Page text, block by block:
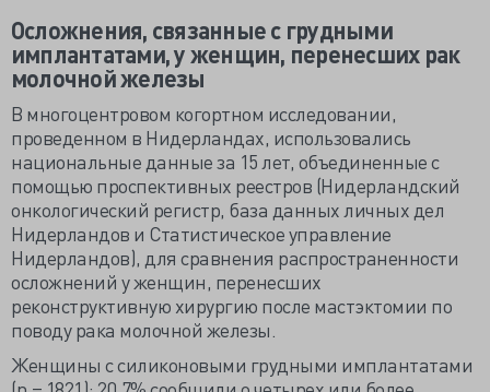
Осложнения, связанные с грудными
имплантатами, у женщин, перенесших рак
молочной железы
В многоцентровом когортном исследовании,
проведенном в Нидерландах, использовались
национальные данные за 15 лет, объединенные с
помощью проспективных реестров (Нидерландский
онкологический регистр, база данных личных дел
Нидерландов и Статистическое управление
Нидерландов), для сравнения распространенности
осложнений у женщин, перенесших
реконструктивную хирургию после мастэктомии по
поводу рака молочной железы.
Женщины с силиконовыми грудными имплантатами